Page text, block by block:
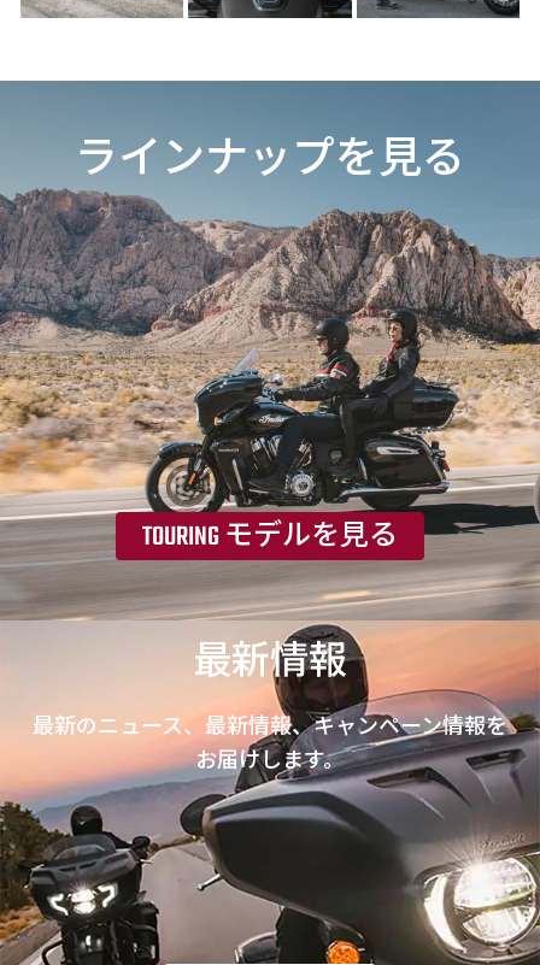
ラインナップを見る
TOURING モデルを見る
最新情報
最新のニュース、最新情報、キャンペーン情報を
お届けします。